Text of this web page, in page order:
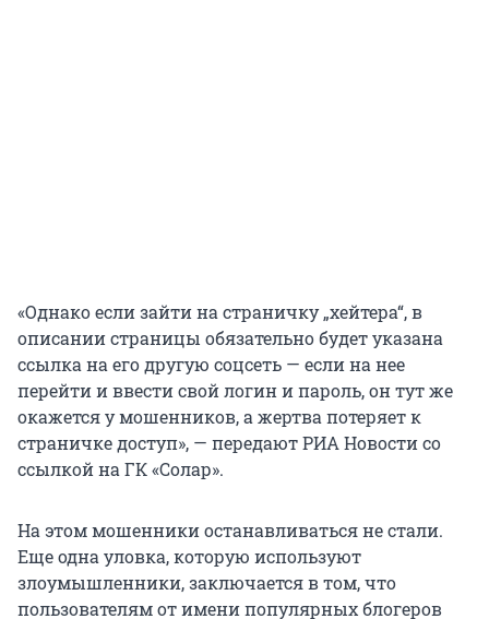
«Однако если зайти на страничку „хейтера“, в
описании страницы обязательно будет указана
ссылка на его другую соцсеть — если на нее
перейти и ввести свой логин и пароль, он тут же
окажется у мошенников, а жертва потеряет к
страничке доступ», — передают РИА Новости со
ссылкой на ГК «Солар».
На этом мошенники останавливаться не стали.
Еще одна уловка, которую используют
злоумышленники, заключается в том, что
пользователям от имени популярных блогеров